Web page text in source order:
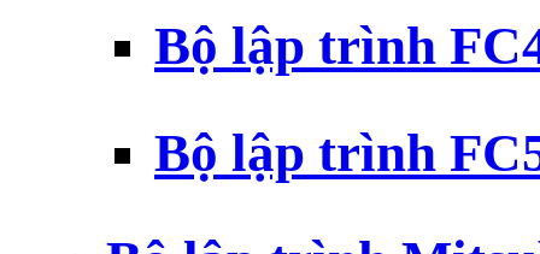
Bộ lập trình
Bộ lập trình